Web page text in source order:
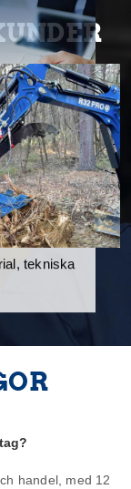
handel, med 12